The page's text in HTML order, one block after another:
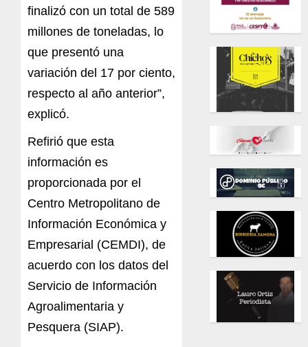
finalizó con un total de 589
millones de toneladas, lo
que presentó una
variación del 17 por ciento,
respecto al año anterior”,
explicó.
Refirió que esta
información es
proporcionada por el
Centro Metropolitano de
Información Económica y
Empresarial (CEMDI), de
acuerdo con los datos del
Servicio de Información
Agroalimentaria y
Pesquera (SIAP).